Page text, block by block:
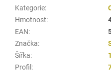
Kategorie:
Hmotnost:
EAN:
Značka:
Šířka:
Profil :